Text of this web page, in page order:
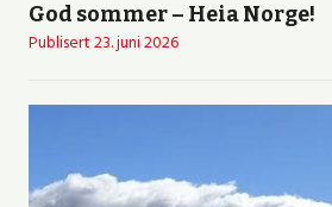
God sommer – Heia Norge!
Publisert23. juni 2026